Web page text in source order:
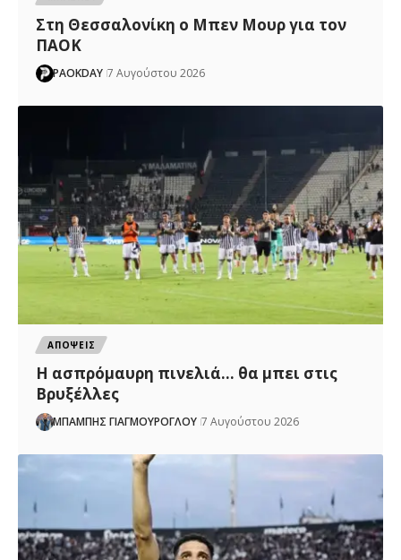
Στη Θεσσαλονίκη ο Μπεν Μουρ για τον
ΠΑΟΚ
PAOKDAY 7 Αυγούστου 2026
ΑΠΟΨΕΙΣ
Η ασπρόμαυρη πινελιά… θα μπει στις
Βρυξέλλες
ΜΠΑΜΠΗΣ ΓΙΑΓΜΟΥΡΟΓΛΟΥ 7 Αυγούστου 2026